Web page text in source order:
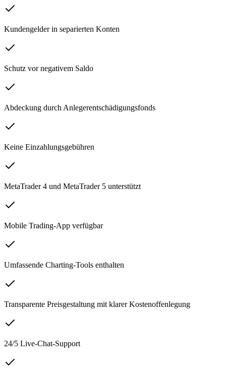
Kundengelder in separierten Konten
Schutz vor negativem Saldo
Abdeckung durch Anlegerentschädigungsfonds
Keine Einzahlungsgebühren
MetaTrader 4 und MetaTrader 5 unterstützt
Mobile Trading-App verfügbar
Umfassende Charting-Tools enthalten
Transparente Preisgestaltung mit klarer Kostenoffenlegung
24/5 Live-Chat-Support